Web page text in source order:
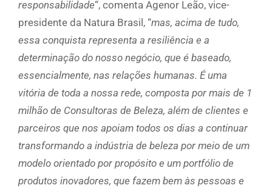
responsabilidade“, comenta Agenor Leão, vice-
presidente da Natura Brasil, “mas, acima de tudo,
essa conquista representa a resiliência e a
determinação do nosso negócio, que é baseado,
essencialmente, nas relações humanas. É uma
vitória de toda a nossa rede, composta por mais de 1
milhão de Consultoras de Beleza, além de clientes e
parceiros que nos apoiam todos os dias a continuar
transformando a indústria de beleza por meio de um
modelo orientado por propósito e um portfólio de
produtos inovadores, que fazem bem às pessoas e